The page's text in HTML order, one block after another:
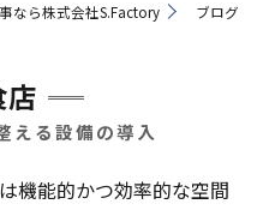
なら株式会社S.Factory ブログ
店
える設備の導入
機能的かつ効率的な空間